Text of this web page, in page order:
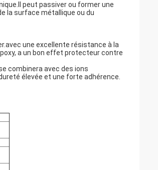
peut passiver ou former une
la surface métallique ou du
une excellente résistance à la
a un bon effet protecteur contre
combinera avec des ions
élevée et une forte adhérence.